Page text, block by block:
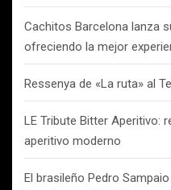
Cachitos Barcelona lanza
ofreciendo la mejor
Ressenya de «La ruta» al
LE Tribute Bitter Aperitivo:
aperitivo moderno
El brasileño Pedro